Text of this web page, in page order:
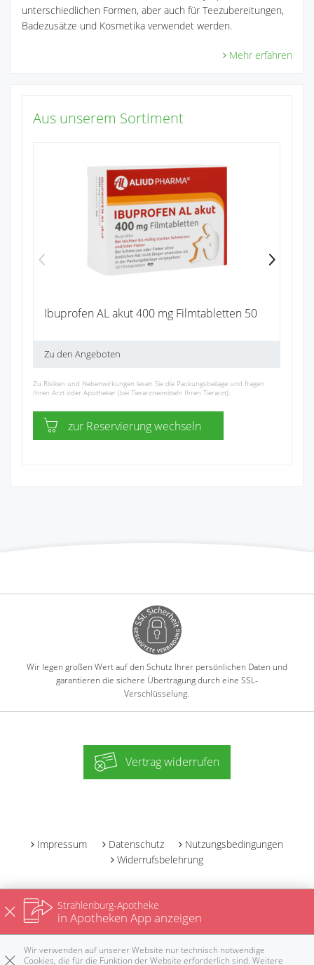
unterschiedlichen Formen, aber auch für Teezubereitungen,
Badezusätze und Kosmetika verwendet werden.
Mehr erfahren
Aus unserem Sortiment
Ibuprofen AL akut 400 mg Filmtabletten 50
Zu den Angeboten
Zu Risiken und Nebenwirkungen lesen Sie die Packungsbeilage und fragen
Ihren Arzt oder Apotheker (bei Tierarzneimitteln Ihren Tierarzt).
zur Reservierung wechseln
Wir legen großen Wert auf den Schutz Ihrer persönlichen Daten und
garantieren die sichere Übertragung durch eine SSL-
Verschlüsselung.
Vertrag widerrufen
Impressum Datenschutz
Nutzungsbedingungen
Widerrufsbelehrung
Strahlenburg-Apotheke
in Apotheken App anzeigen
Wir verwenden auf unserer Website nur technisch notwendige
Cookies, die für die Funktion der Website erforderlich sind. Weitere